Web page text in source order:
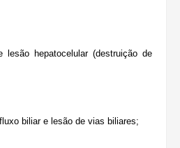
lesão hepatocelular (destruição de
biliar e lesão de vias biliares;